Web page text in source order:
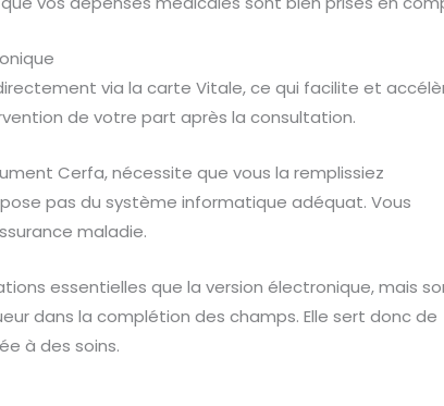
via la carte Vitale, ce qui facilite et
de votre part après la consultation.
Cerfa, nécessite que vous la remplissiez
pas du système informatique adéquat. Vous
maladie.
essentielles que la version électronique, mais
dans la complétion des champs. Elle sert donc de
à des soins.